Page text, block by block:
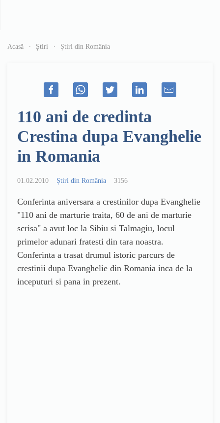
Acasă Știri Știri din România
110 ani de credinta
Crestina dupa Evanghelie
in Romania
01.02.2010 Știri din România 3156
Conferinta aniversara a crestinilor dupa Evanghelie
"110 ani de marturie traita, 60 de ani de marturie
scrisa" a avut loc la Sibiu si Talmagiu, locul
primelor adunari fratesti din tara noastra.
Conferinta a trasat drumul istoric parcurs de
crestinii dupa Evanghelie din Romania inca de la
inceputuri si pana in prezent.